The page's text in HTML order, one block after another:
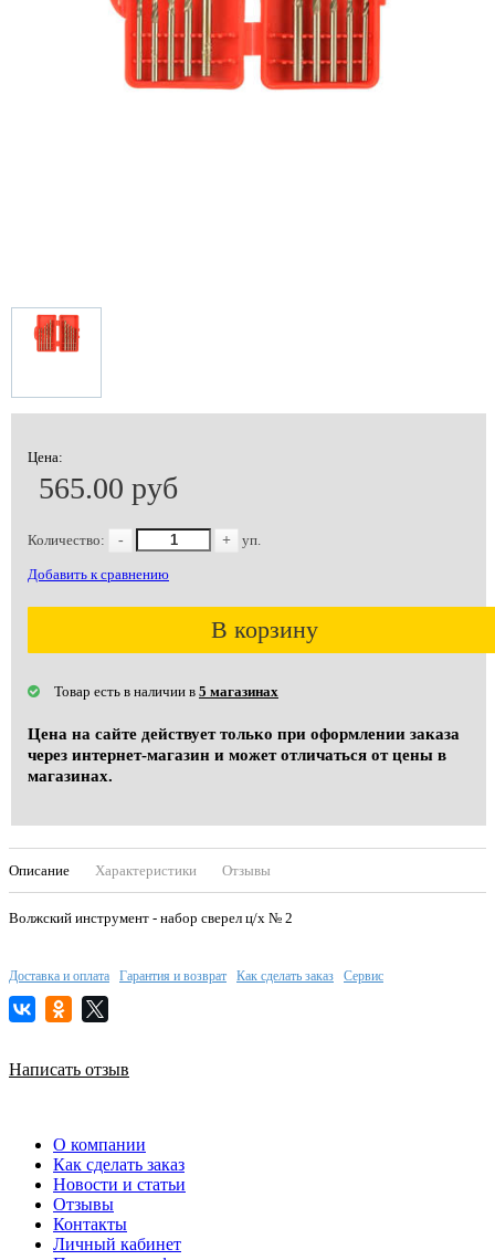
Цена:
565.00 руб
Количество: - + уп.
Добавить к сравнению
В корзину
Товар есть в наличии в 5 магазинах
Цена на сайте действует только при оформлении заказа
через интернет-магазин и может отличаться от цены в
магазинах.
Описание Характеристики Отзывы
Волжский инструмент - набор сверел ц/х № 2
Доставка и оплата Гарантия и возврат Как сделать заказ Сервис
Написать отзыв
О компании
Как сделать заказ
Новости и статьи
Отзывы
Контакты
Личный кабинет